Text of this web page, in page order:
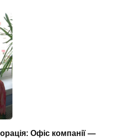
Офіс компанії —